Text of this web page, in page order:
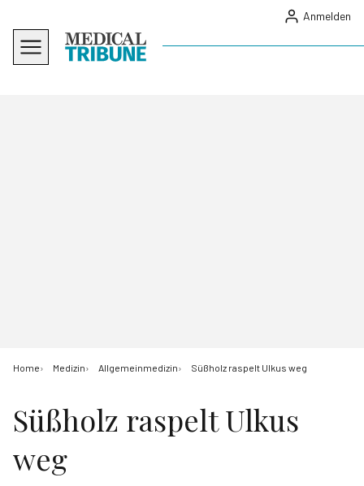
Anmelden
Home Medizin Allgemeinmedizin Süßholz raspelt Ulkus weg
Süßholz raspelt Ulkus
weg